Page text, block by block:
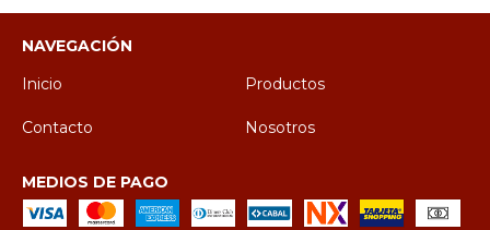
NAVEGACIÓN
Inicio
Productos
Contacto Nosotros
MEDIOS DE PAGO